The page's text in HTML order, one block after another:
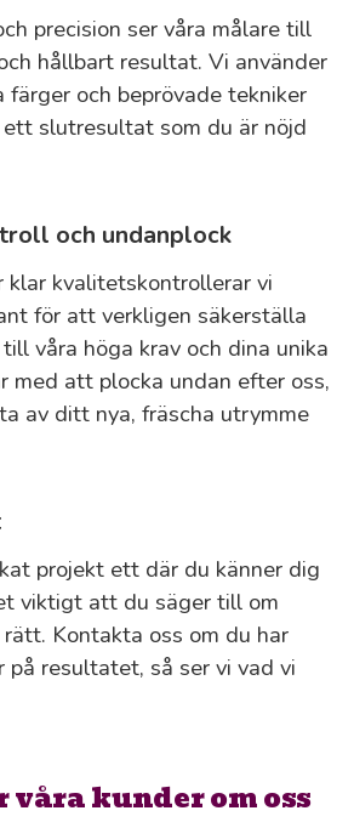
precision ser våra målare till
hållbart resultat. Vi använder
och beprövade tekniker
slutresultat som du är nöjd
och undanplock
klar kvalitetskontrollerar vi
för att verkligen säkerställa
våra höga krav och dina unika
med att plocka undan efter oss,
av ditt nya, fräscha utrymme
projekt ett där du känner dig
viktigt att du säger till om
Kontakta oss om du har
på resultatet, så ser vi vad vi
våra kunder om oss